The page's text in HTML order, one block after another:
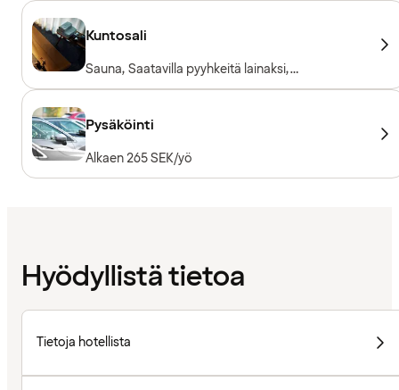
Kuntosali
Sauna, Saatavilla pyyhkeitä lainaksi,
Kuntosalilaitteet, Kardiolaitteet, Vapaapainot
Pysäköinti
Alkaen 265 SEK/yö
Hyödyllistä tietoa
Tietoja hotellista